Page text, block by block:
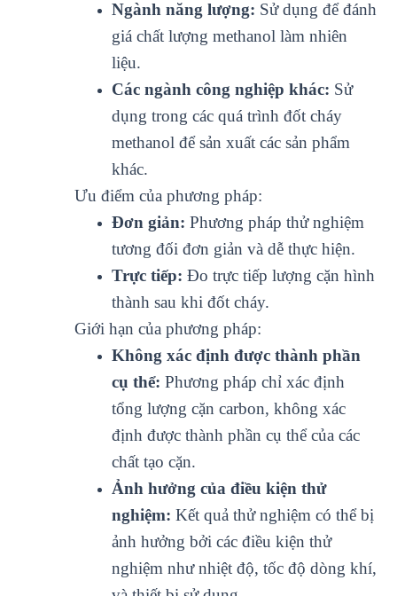
Ngành năng lượng: Sử dụng để đánh
giá chất lượng methanol làm nhiên
liệu.
Các ngành công nghiệp khác: Sử
dụng trong các quá trình đốt cháy
methanol để sản xuất các sản phẩm
khác.
Ưu điểm của phương pháp:
Đơn giản: Phương pháp thử nghiệm
tương đối đơn giản và dễ thực hiện.
Trực tiếp: Đo trực tiếp lượng cặn hình
thành sau khi đốt cháy.
Giới hạn của phương pháp:
Không xác định được thành phần
cụ thể: Phương pháp chỉ xác định
tổng lượng cặn carbon, không xác
định được thành phần cụ thể của các
chất tạo cặn.
Ảnh hưởng của điều kiện thử
nghiệm: Kết quả thử nghiệm có thể bị
ảnh hưởng bởi các điều kiện thử
nghiệm như nhiệt độ, tốc độ dòng khí,